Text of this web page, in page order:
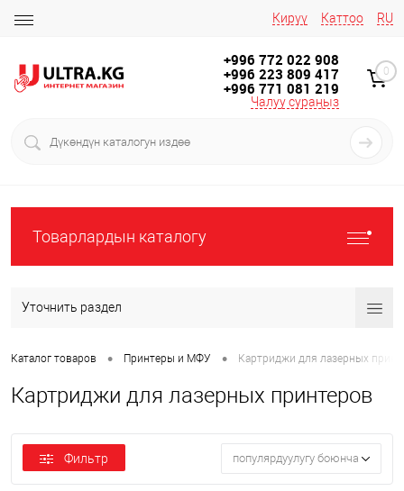
Кирүү Каттоо RU
+996 772 022 908
+996 223 809 417
+996 771 081 219
Чалуу сураңыз
0
Товарлардын каталогу
Уточнить раздел
Каталог товаров • Принтеры и МФУ • Картриджи для лазерных
Картриджи для лазерных принтеров
Фильтр популярдуулугу боюнча